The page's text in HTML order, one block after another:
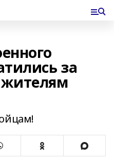
за